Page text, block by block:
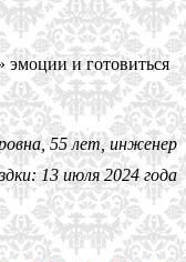
эмоции и готовиться
55 лет, инженер
13 июля 2024 года